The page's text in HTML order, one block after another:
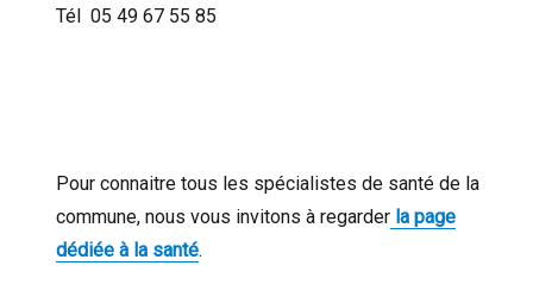
Tél 05 49 67 55 85
Pour connaitre tous les spécialistes de santé de la
commune, nous vous invitons à regarderla page
dédiée à la santé.